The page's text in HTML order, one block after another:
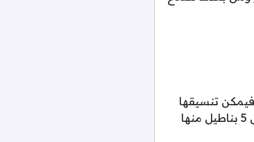
تنسيقها
بسهولة مع باقي محتويات خزانة ملابس الكبسولة الشتوية، فبعد العديد من التجارب وجد انك تحتاجين الى 5 بناطيل منها